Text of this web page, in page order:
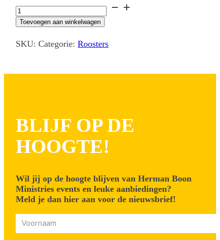
Bijbelleesrooster
serie
2
je
Toevoegen aan winkelwagen
SKU:Categorie:Roosters
BLIJF OP DE
HOOGTE!
Wil jij op de hoogte blijven van Herman Boon
Ministries events en leuke aanbiedingen?
Meld je dan hier aan voor de nieuwsbrief!